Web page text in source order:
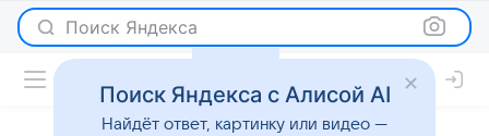
Поиск Яндекса
Поиск Яндекса с Алисой AI
Найдёт ответ, картинку или видео —